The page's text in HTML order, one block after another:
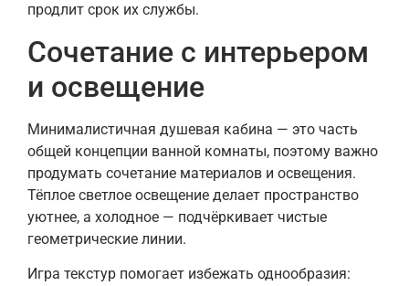
продлит срок их службы.
Сочетание с интерьером
и освещение
Минималистичная душевая кабина — это часть
общей концепции ванной комнаты, поэтому важно
продумать сочетание материалов и освещения.
Тёплое светлое освещение делает пространство
уютнее, а холодное — подчёркивает чистые
геометрические линии.
Игра текстур помогает избежать однообразия: